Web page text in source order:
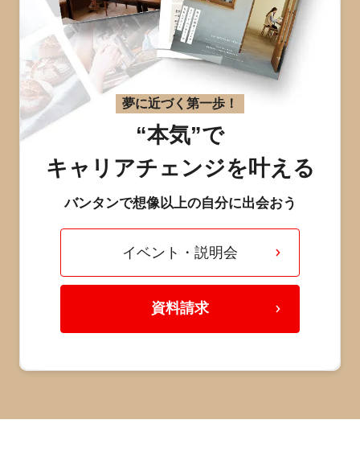
夢に近づく第一歩！
“本気”で
キャリアチェンジを叶える
バンタンで想像以上の自分に出会おう
イベント・説明会
資料請求